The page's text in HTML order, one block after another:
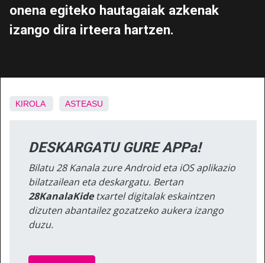
onena egiteko hautagaiak azkenak
izango dira irteera hartzen.
KIROLA ASTEASU
DESKARGATU GURE APPa!
Bilatu 28 Kanala zure Android eta iOS aplikazio
bilatzailean eta deskargatu. Bertan
28KanalaKidetxartel digitalak eskaintzen
dizuten abantailez gozatzeko aukera izango
duzu.